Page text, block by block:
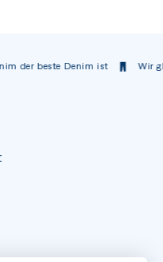
beste Denim ist Wir